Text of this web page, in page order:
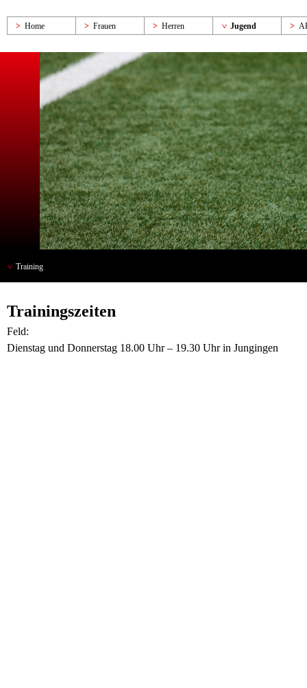
Home Frauen Herren Jugend
Training
Trainingszeiten
Feld:
Dienstag und Donnerstag 18.00 Uhr – 19.30 Uhr in Jungingen